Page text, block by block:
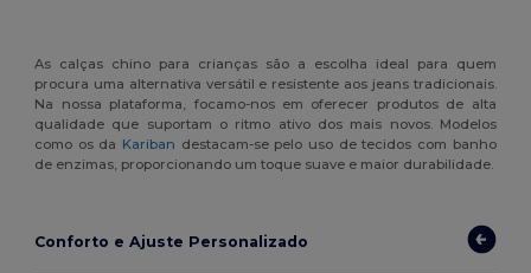
As calças chino para crianças são a escolha ideal para quem
procura uma alternativa versátil e resistente aos jeans tradicionais.
Na nossa plataforma, focamo-nos em oferecer produtos de alta
qualidade que suportam o ritmo ativo dos mais novos. Modelos
como os da Kariban destacam-se pelo uso de tecidos com banho
de enzimas, proporcionando um toque suave e maior durabilidade.
Conforto e Ajuste Personalizado